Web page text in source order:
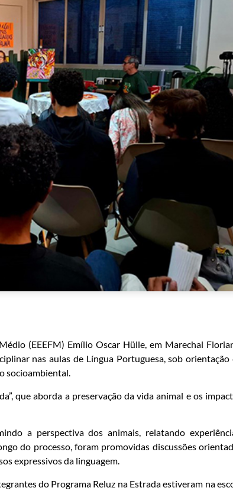
(EEEFM) Emílio Oscar Hülle, em Marechal
nas aulas de Língua Portuguesa, sob orientação
socioambiental.
que aborda a preservação da vida animal e os
a perspectiva dos animais, relatando
do processo, foram promovidas discussões
expressivos da linguagem.
do Programa Reluz na Estrada estiveram na